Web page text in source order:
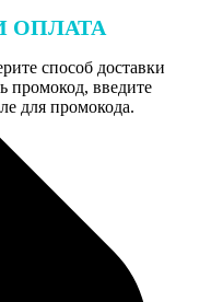
ОПЛАТА
способ доставки
промокод, введите
для промокода.